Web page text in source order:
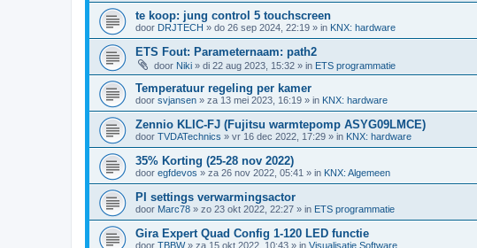
te koop: jung control 5 touchscreen
door DRJTECH » do 26 sep 2024, 22:19 » in KNX: hardware
ETS Fout: Parameternaam: path2
door Niki » di 22 aug 2023, 15:32 » in ETS programmatie
Temperatuur regeling per kamer
door svjansen » za 13 mei 2023, 16:19 » in KNX: hardware
Zennio KLIC-FJ (Fujitsu warmtepomp ASYG09LMCE)
door TVDATechnics » vr 16 dec 2022, 17:29 » in KNX: hardware
35% Korting (25-28 nov 2022)
door egfdevos » za 26 nov 2022, 05:41 » in KNX: Algemeen
PI settings verwarmingsactor
door Marc78 » zo 23 okt 2022, 22:27 » in ETS programmatie
Gira Expert Quad Config 1-120 LED functie
door TBBW» za 15 okt 2022, 10:43 » in Visualisatie Software